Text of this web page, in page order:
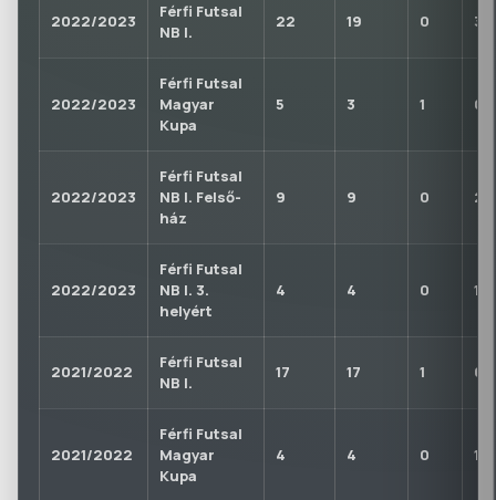
2022/2023
Férfi Futsal
NB I.
22 19 0 3
2022/2023
Férfi Futsal
Magyar
Kupa
5 3 1 0
2022/2023
Férfi Futsal
NB I. Felső-
ház
9 9 0 2
2022/2023
Férfi Futsal
NB I. 3.
helyért
4 4 0 1
2021/2022
Férfi Futsal
NB I.
17 17 1 6
2021/2022
Férfi Futsal
Magyar
Kupa
4 4 0 1